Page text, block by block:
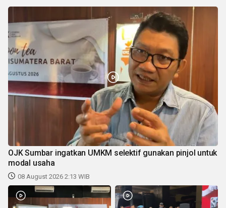
OJK Sumbar ingatkan UMKM selektif gunakan pinjol untuk
modal usaha
08 August 2026 2:13 WIB